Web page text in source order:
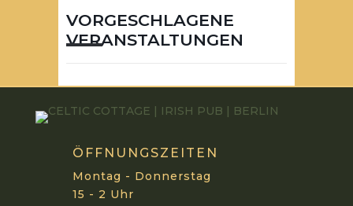
VORGESCHLAGENE
VERANSTALTUNGEN
ÖFFNUNGSZEITEN
Montag - Donnerstag
15 - 2 Uhr